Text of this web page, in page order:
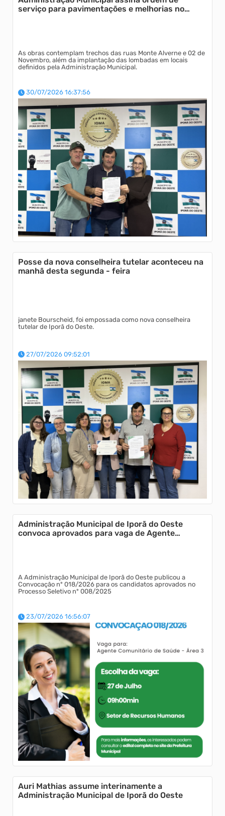
serviço para pavimentações e melhorias no
As obras contemplam trechos das ruas Monte Alverne e 02 de
Novembro, além da implantação das lombadas em locais
definidos pela Administração Municipal.
30/07/2026 16:37:56
Posse da nova conselheira tutelar aconteceu na
manhã desta segunda - feira
janete Bourscheid, foi empossada como nova conselheira
tutelar de Iporã do Oeste.
27/07/2026 09:52:01
Administração Municipal de Iporã do Oeste
convoca aprovados para vaga de Agente
A Administração Municipal de Iporã do Oeste publicou a
Convocação nº 018/2026 para os candidatos aprovados no
Processo Seletivo nº 008/2025
23/07/2026 16:56:07
Auri Mathias assume interinamente a
Administração Municipal de Iporã do Oeste
Processo Seletivo